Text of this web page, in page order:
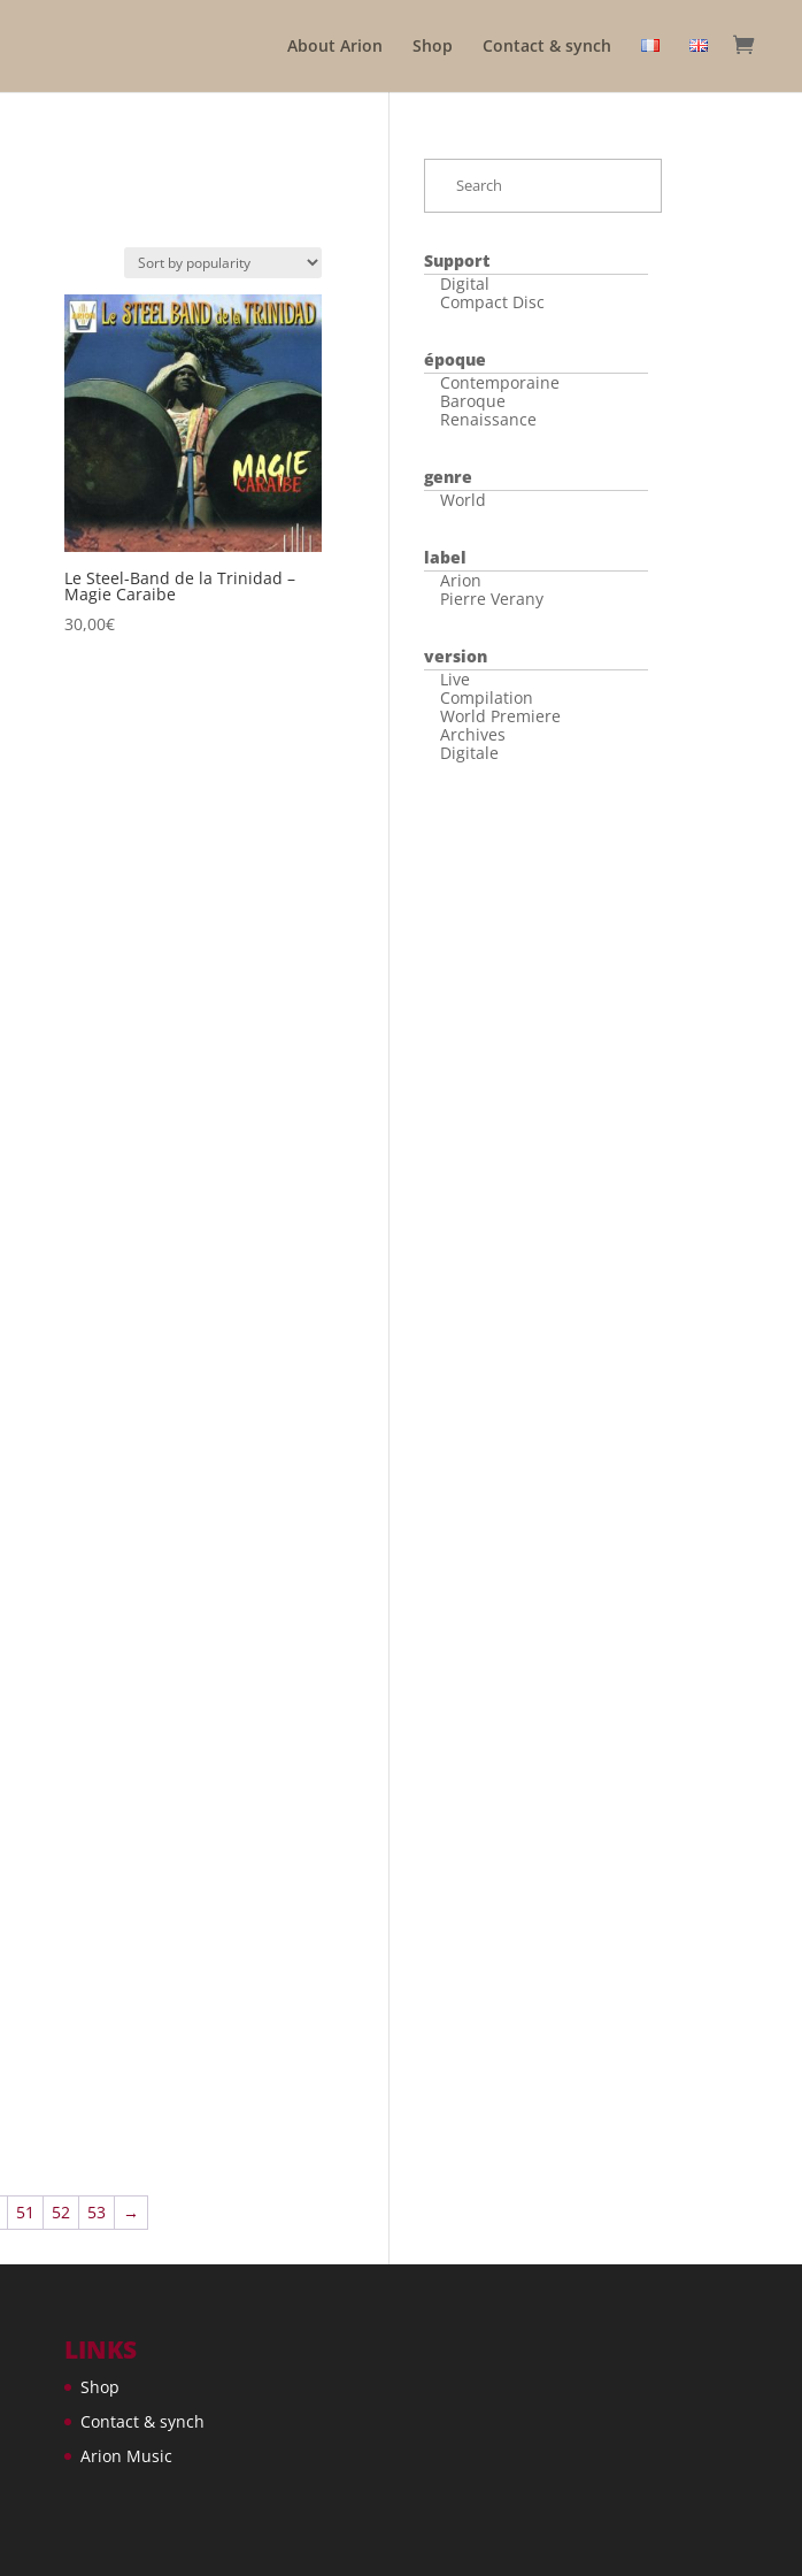
About Arion Shop Contact & synch
Le Steel-Band de la Trinidad –
Magie Caraibe
30,00€
51 52 53 →
Support
Digital
Compact Disc
époque
Contemporaine
Baroque
Renaissance
genre
World
label
Arion
Pierre Verany
version
Live
Compilation
World Premiere
Archives
Digitale
LINKS
Shop
Contact & synch
Arion Music